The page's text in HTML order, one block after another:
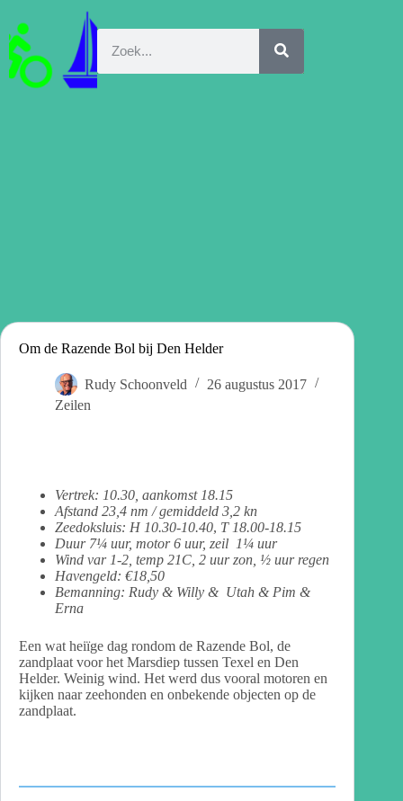
Om de Razende Bol bij Den Helder
Rudy Schoonveld
26 augustus 2017
Zeilen
Vertrek: 10.30, aankomst 18.15
Afstand 23,4 nm / gemiddeld 3,2 kn
Zeedoksluis: H 10.30-10.40, T 18.00-18.15
Duur 7¼ uur, motor 6 uur, zeil 1¼ uur
Wind var 1-2, temp 21C, 2 uur zon, ½ uur regen
Havengeld: €18,50
Bemanning: Rudy & Willy & Utah & Pim &
Erna
Een wat heiïge dag rondom de Razende Bol, de
zandplaat voor het Marsdiep tussen Texel en Den
Helder. Weinig wind. Het werd dus vooral motoren en
kijken naar zeehonden en onbekende objecten op de
zandplaat.